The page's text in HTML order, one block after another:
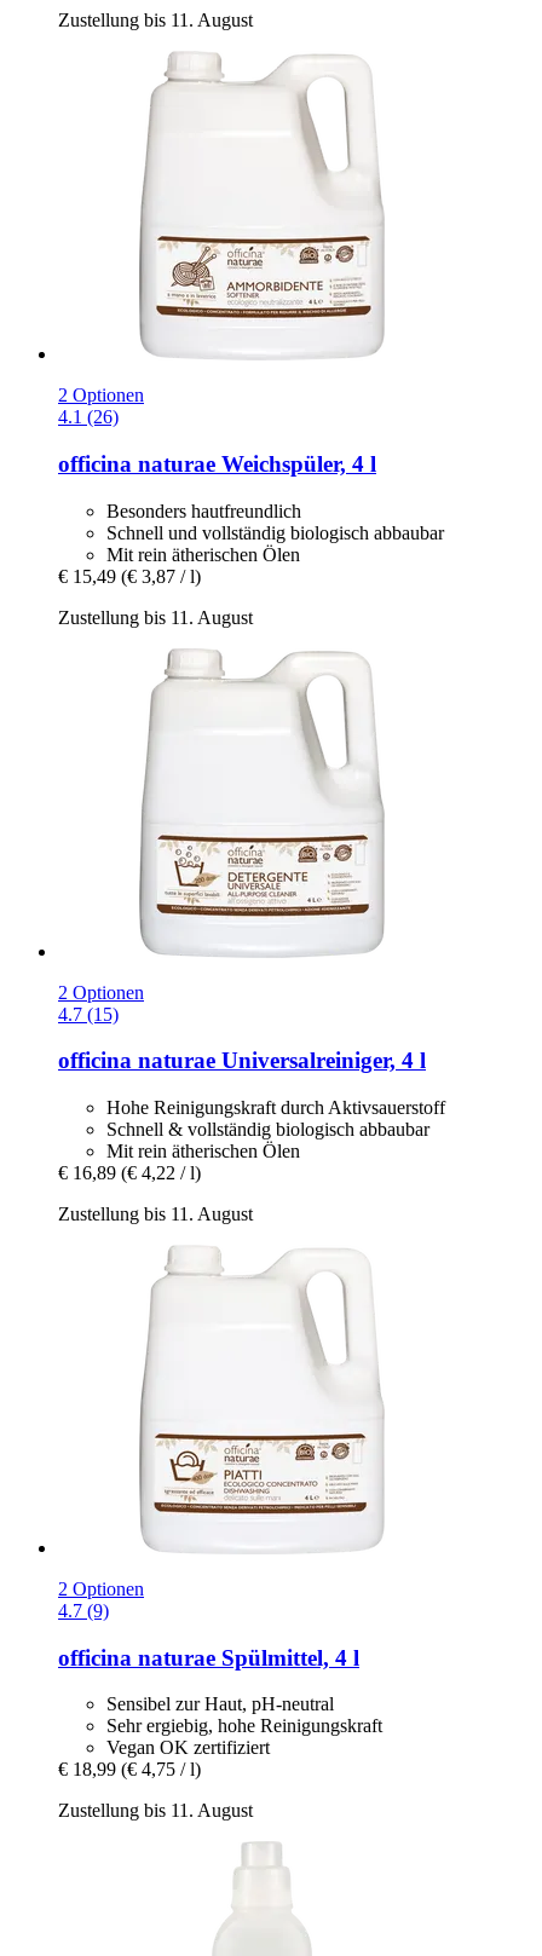
Zustellung bis 11. August
2 Optionen
4.1 (26)
officina naturae Weichspüler, 4 l
Besonders hautfreundlich
Schnell und vollständig biologisch abbaubar
Mit rein ätherischen Ölen
€ 15,49 (€ 3,87 / l)
Zustellung bis 11. August
2 Optionen
4.7 (15)
officina naturae Universalreiniger, 4 l
Hohe Reinigungskraft durch Aktivsauerstoff
Schnell & vollständig biologisch abbaubar
Mit rein ätherischen Ölen
€ 16,89 (€ 4,22 / l)
Zustellung bis 11. August
2 Optionen
4.7 (9)
officina naturae Spülmittel, 4 l
Sensibel zur Haut, pH-neutral
Sehr ergiebig, hohe Reinigungskraft
Vegan OK zertifiziert
€ 18,99 (€ 4,75 / l)
Zustellung bis 11. August